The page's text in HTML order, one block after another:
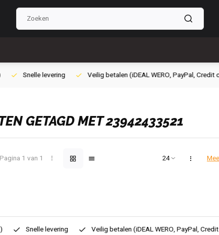
(iDEAL WERO, PayPal, Credit card of Achteraf betalen)
GETAGD MET 23942433521
Pagina 1 van 1
betalen (iDEAL WERO, PayPal, Credit card of Achteraf betalen)